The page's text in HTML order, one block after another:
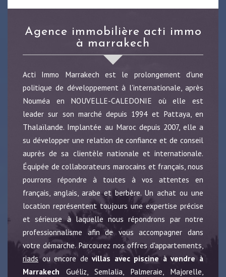
agence immobilière acti immo
à marrakech
Acti Immo Marrakech est le prolongement d'une
politique de développement à l'internationale, après
Nouméa en NOUVELLE-CALEDONIE où elle est
leader sur son marché depuis 1994 et Pattaya, en
Thalaïlande. Implantée au Maroc depuis 2007, elle a
su développer une relation de confiance et de conseil
auprès de sa clientèle nationale et internationale.
Équipée de collaborateurs marocains et français, nous
pourrons répondre à toutes à vos attentes en
français, anglais, arabe et berbère. Un achat ou une
location représentent toujours une expertise précise
et sérieuse à laquelle nous répondrons par notre
professionnalisme afin de vous accompagner dans
votre démarche. Parcourez nos offres d'appartements,
riads ou encore devillas avec piscine à vendre à
Marrakech Guéliz, Semlalia, Palmeraie, Majorelle,